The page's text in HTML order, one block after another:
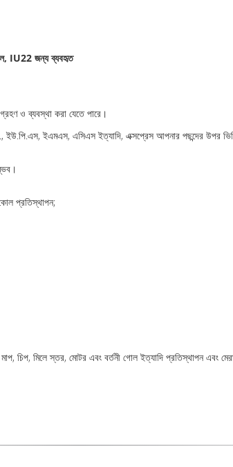
IU22 জন্য ব্যবহৃত
ও ব্যবস্থা করা যেতে পারে।
ইউ.পি.এস, ইএমএস, এসিএস ইত্যাদি, এক্সপ্রেস আপনার পছন্দের উপর
প্রতিস্থাপন;
চিপ, মিলে স্তর, মোটর এবং বর্তনী গোল ইত্যাদি প্রতিস্থাপন এবং